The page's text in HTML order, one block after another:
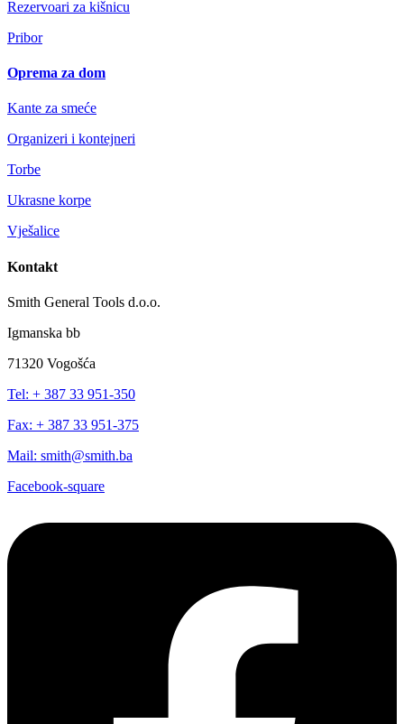
Rezervoari za kišnicu
Pribor
Oprema za dom
Kante za smeće
Organizeri i kontejneri
Torbe
Ukrasne korpe
Vješalice
Kontakt
Smith General Tools d.o.o.
Igmanska bb
71320 Vogošća
Tel: + 387 33 951-350
Fax: + 387 33 951-375
Mail: smith@smith.ba
Facebook-square